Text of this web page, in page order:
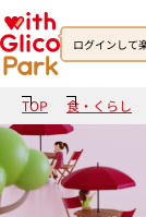
ログインして
TOP 食・くらし